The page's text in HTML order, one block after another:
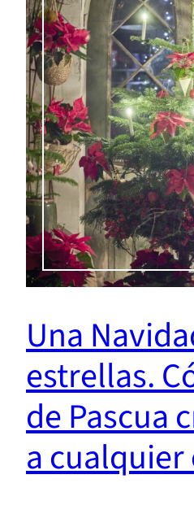
Una
estrellas.
de Pascua
a cualquier